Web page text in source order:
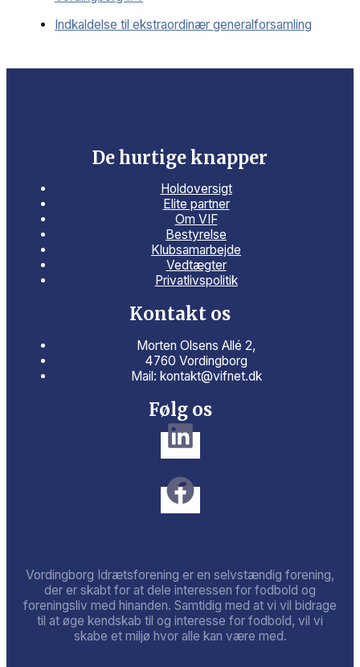
Indkaldelse til ekstraordinær generalforsamling
De hurtige knapper
Holdoversigt
Elite partner
Om VIF
Bestyrelse
Klubsamarbejde
Vedtægter
Privatlivspolitik
Kontakt os
Morten Olsens Allé 2,
4760 Vordingborg
Mail: kontakt@vifnet.dk
Følg os
Vordingborg Idrætsforening er en selvstændig forening,
der er skabt for at dele interessen for fodbold og
foreningsliv med hinanden. Samtidig med at vi vil bidrage
til at øge kendskab til og interesse for fodbold, vil vi
skabe et miljø hvor alle kan være med.